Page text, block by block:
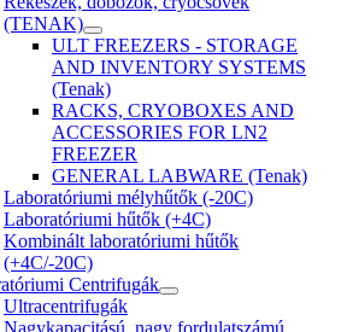
(TENAK)
ULT FREEZERS - STORAGE
AND INVENTORY SYSTEMS
(Tenak)
RACKS, CRYOBOXES AND
ACCESSORIES FOR LN2
FREEZER
GENERAL LABWARE (Tenak)
Laboratóriumi mélyhűtők (-20C)
Laboratóriumi hűtők (+4C)
Kombinált laboratóriumi hűtők
(+4C/-20C)
Centrifugák
Ultracentrifugák
Nagykapacitású, nagy fordulatszámú